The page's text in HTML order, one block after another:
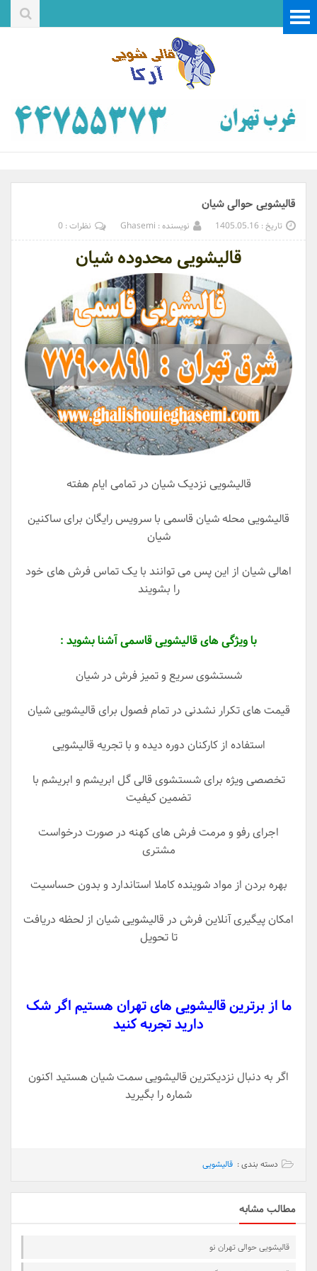
قالیشویی حوالی شیان
تاریخ : 1405.05.16 نویسنده : Ghasemi نظرات : 0
قالیشویی محدوده شیان
قالیشویی نزدیک شیان در تمامی ایام هفته
قالیشویی محله شیان قاسمی با سرویس رایگان برای ساکنین
شیان
اهالی شیان از این پس می توانند با یک تماس فرش های خود
را بشویند
با ویژگی های قالیشویی قاسمی آشنا بشوید :
شستشوی سریع و تمیز فرش در شیان
قیمت های تکرار نشدنی در تمام فصول برای قالیشویی شیان
استفاده از کارکنان دوره دیده و با تجریه قالیشویی
تخصصی ویژه برای شستشوی قالی گل ابریشم و ابریشم با
تضمین کیفیت
اجرای رفو و مرمت فرش های کهنه در صورت درخواست
مشتری
بهره بردن از مواد شوینده کاملا استاندارد و بدون حساسیت
امکان پیگیری آنلاین فرش در قالیشویی شیان از لحظه دریافت
تا تحویل
ما از برترین قالیشویی های تهران هستیم اگر شک
دارید تجربه کنید
اگر به دنبال نزدیکترین قالیشویی سمت شیان هستید اکنون
شماره را بگیرید
دسته بندی : قالیشویی
مطالب مشابه
قالیشویی حوالی تهران نو